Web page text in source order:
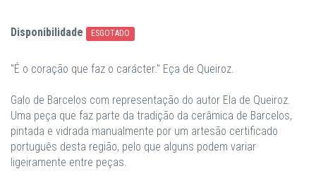
Disponibilidade ESGOTADO
"É o coração que faz o carácter." Eça de Queiroz.
Galo de Barcelos com representação do autor Ela de Queiroz.
Uma peça que faz parte da tradição da cerâmica de Barcelos,
pintada e vidrada manualmente por um artesão certificado
português desta região, pelo que alguns podem variar
ligeiramente entre peças.